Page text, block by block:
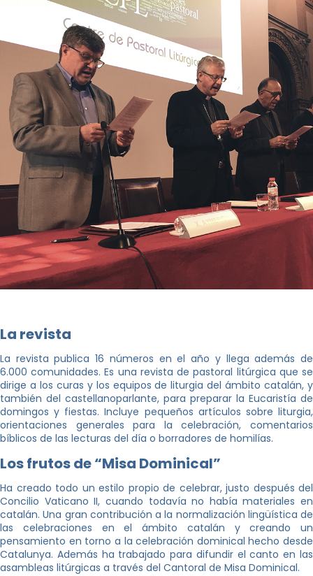
La revista
La revista publica 16 números en el año y llega además de
6.000 comunidades. Es una revista de pastoral litúrgica que se
dirige a los curas y los equipos de liturgia del ámbito catalán, y
también del castellanoparlante, para preparar la Eucaristía de
domingos y fiestas. Incluye pequeños artículos sobre liturgia,
orientaciones generales para la celebración, comentarios
bíblicos de las lecturas del día o borradores de homilías.
Los frutos de “Misa Dominical”
Ha creado todo un estilo propio de celebrar, justo después del
Concilio Vaticano II, cuando todavía no había materiales en
catalán. Una gran contribución a la normalización lingüística de
las celebraciones en el ámbito catalán y creando un
pensamiento en torno a la celebración dominical hecho desde
Catalunya. Además ha trabajado para difundir el canto en las
asambleas litúrgicas a través del Cantoral de Misa Dominical.